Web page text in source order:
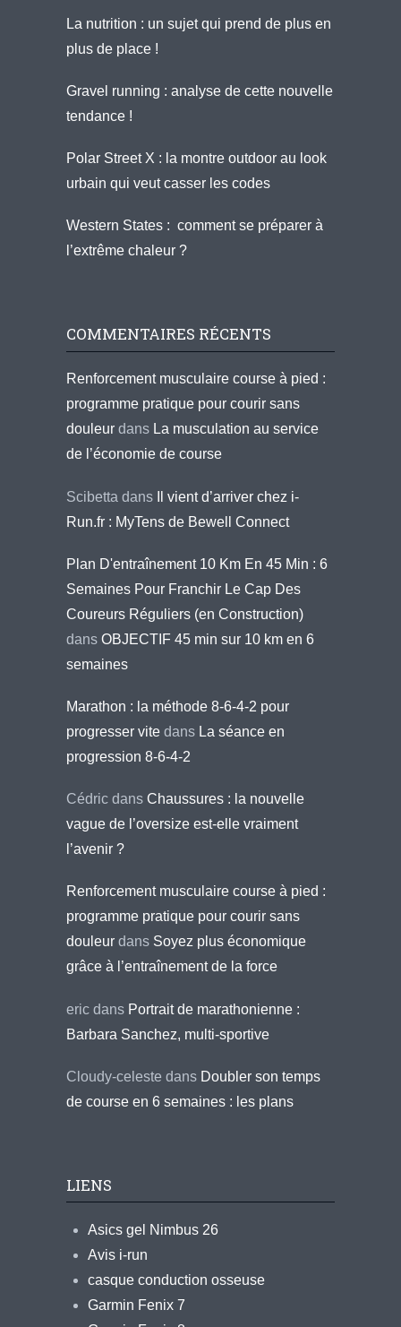
La nutrition : un sujet qui prend de plus en
plus de place !
Gravel running : analyse de cette nouvelle
tendance !
Polar Street X : la montre outdoor au look
urbain qui veut casser les codes
Western States : comment se préparer à
l’extrême chaleur ?
COMMENTAIRES RÉCENTS
Renforcement musculaire course à pied :
programme pratique pour courir sans
douleur dans La musculation au service
de l’économie de course
Scibetta dans
Il vient d’arriver chez i-
Run.fr : MyTens de Bewell Connect
Plan D'entraînement 10 Km En 45 Min : 6
Semaines Pour Franchir Le Cap Des
Coureurs Réguliers (en Construction)
dans OBJECTIF 45 min sur 10 km en 6
semaines
Marathon : la méthode 8-6-4-2 pour
progresser vite dans La séance en
progression 8-6-4-2
Cédric dans Chaussures : la nouvelle
vague de l’oversize est-elle vraiment
l’avenir ?
Renforcement musculaire course à pied :
programme pratique pour courir sans
douleur dans Soyez plus économique
grâce à l’entraînement de la force
eric dans Portrait de marathonienne :
Barbara Sanchez, multi-sportive
Cloudy-celeste dans Doubler son temps
de course en 6 semaines : les plans
LIENS
Asics gel Nimbus 26
Avis i-run
casque conduction osseuse
Garmin Fenix 7